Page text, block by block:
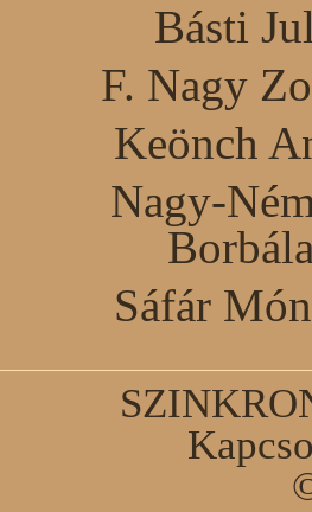
Básti
F. Nagy
Keönch
Nagy-
Borbála
Sáfár